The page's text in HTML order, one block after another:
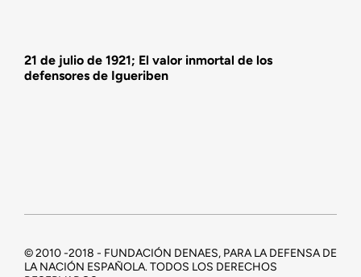
21 de julio de 1921; El valor inmortal de los
defensores de Igueriben
© 2010 -2018 - FUNDACIÓN DENAES, PARA LA DEFENSA DE
LA NACIÓN ESPAÑOLA. TODOS LOS DERECHOS